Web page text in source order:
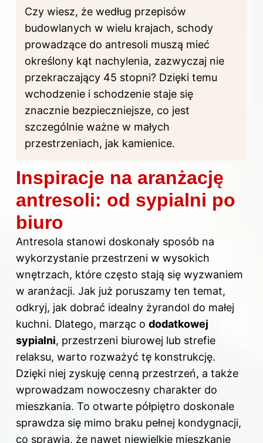
Czy wiesz, że według przepisów
budowlanych w wielu krajach, schody
prowadzące do antresoli muszą mieć
określony kąt nachylenia, zazwyczaj nie
przekraczający 45 stopni? Dzięki temu
wchodzenie i schodzenie staje się
znacznie bezpieczniejsze, co jest
szczególnie ważne w małych
przestrzeniach, jak kamienice.
Inspiracje na aranżację
antresoli: od sypialni po
biuro
Antresola stanowi doskonały sposób na
wykorzystanie przestrzeni w wysokich
wnętrzach, które często stają się wyzwaniem
w aranżacji. Jak już poruszamy ten temat,
odkryj, jak dobrać idealny żyrandol do małej
kuchni. Dlatego, marząc o dodatkowej
sypialni, przestrzeni biurowej lub strefie
relaksu, warto rozważyć tę konstrukcję.
Dzięki niej zyskuję cenną przestrzeń, a także
wprowadzam nowoczesny charakter do
mieszkania. To otwarte półpiętro doskonale
sprawdza się mimo braku pełnej kondygnacji,
co sprawia, że nawet niewielkie mieszkanie